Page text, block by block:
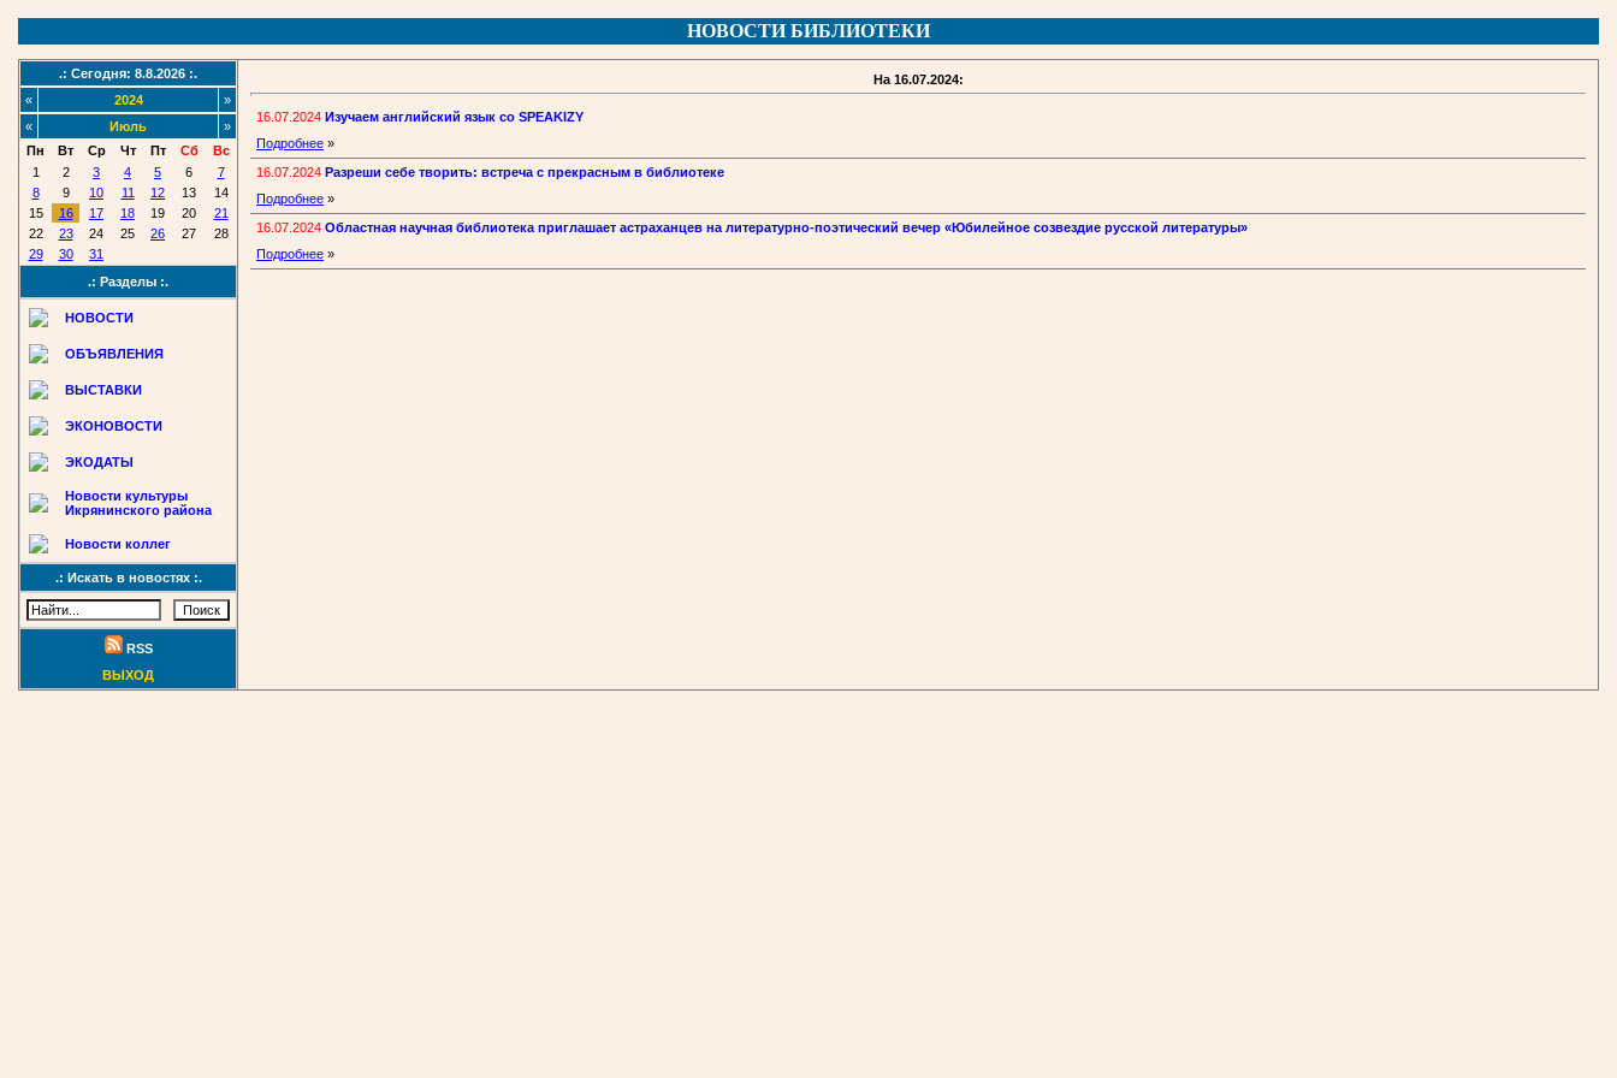
НОВОСТИ БИБЛИОТЕКИ
.: Сегодня: 8.8.2026 :.
«
2024
»
«
Июль
»
Пн
Вт Ср Чт Пт Сб
Вс
1
2 3 4 5 6
7
8
9 10 11 12 13
14
15
16 17 18 19 20
21
22
23 24 25 26 27
28
29
30
31
.: Разделы :.
НОВОСТИ
ОБЪЯВЛЕНИЯ
ВЫСТАВКИ
ЭКОНОВОСТИ
ЭКОДАТЫ
Новости культуры
Икрянинского района
Новости коллег
.: Искать в новостях :.
RSS
ВЫХОД
На 16.07.2024:
16.07.2024 Изучаем английский язык со SPEAKIZY
Подробнее »
16.07.2024 Разреши себе творить: встреча с прекрасным в библиотеке
Подробнее »
16.07.2024 Областная научная библиотека приглашает астраханцев на литературно-поэтический вечер «Юбилейное созвездие русской литературы»
Подробнее »